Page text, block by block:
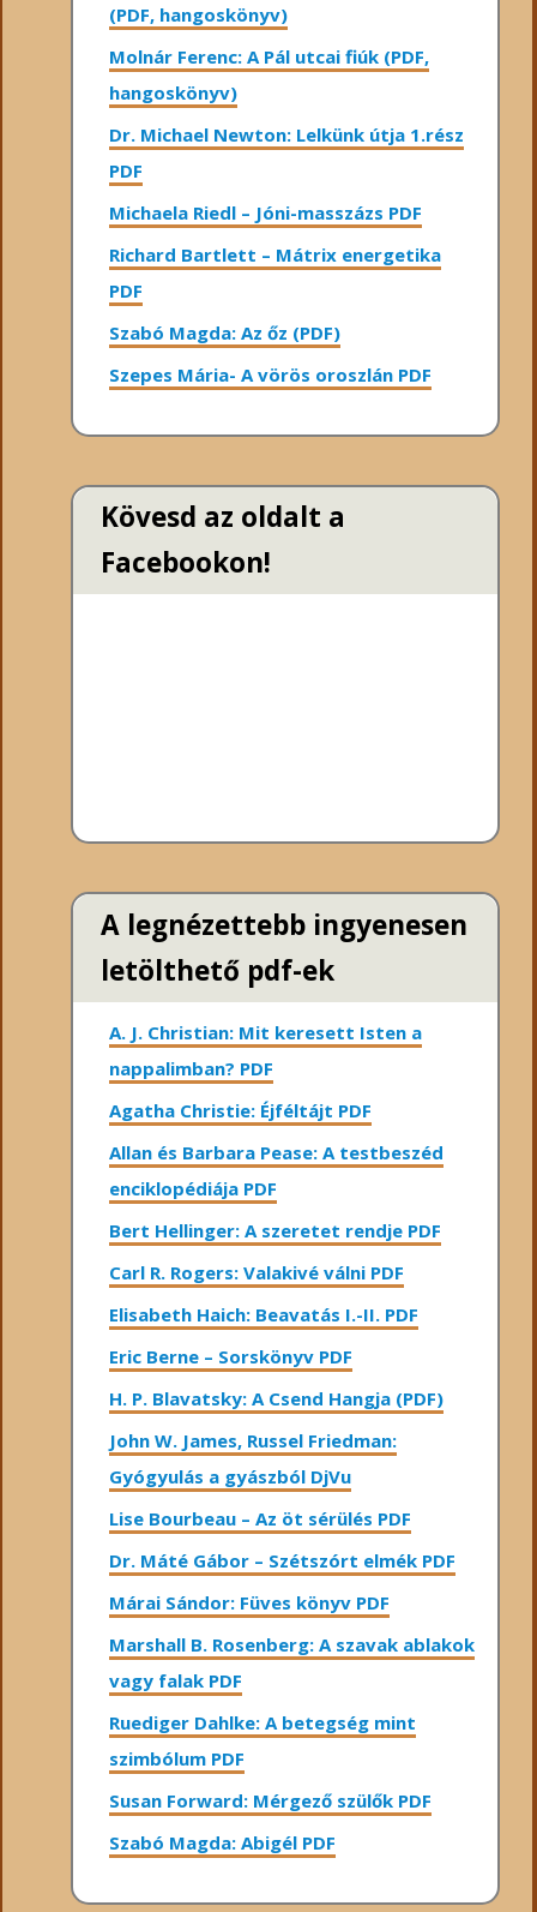
(PDF, hangoskönyv)
Molnár Ferenc: A Pál utcai fiúk (PDF,
hangoskönyv)
Dr. Michael Newton: Lelkünk útja 1.rész
PDF
Michaela Riedl – Jóni-masszázs PDF
Richard Bartlett – Mátrix energetika
PDF
Szabó Magda: Az őz (PDF)
Szepes Mária- A vörös oroszlán PDF
Kövesd az oldalt a
Facebookon!
A legnézettebb ingyenesen
letölthető pdf-ek
A. J. Christian: Mit keresett Isten a
nappalimban? PDF
Agatha Christie: Éjféltájt PDF
Allan és Barbara Pease: A testbeszéd
enciklopédiája PDF
Bert Hellinger: A ​szeretet rendje PDF
Carl R. Rogers: Valakivé válni PDF
Elisabeth Haich: Beavatás I.-II. PDF
Eric Berne – Sorskönyv PDF
H. P. Blavatsky: A Csend Hangja (PDF)
John W. James, Russel Friedman:
Gyógyulás a gyászból DjVu
Lise Bourbeau – Az öt sérülés PDF
Dr. Máté Gábor – Szétszórt elmék PDF
Márai Sándor: Füves könyv PDF
Marshall B. Rosenberg: A szavak ablakok
vagy falak PDF
Ruediger Dahlke: A betegség mint
szimbólum PDF
Susan Forward: Mérgező szülők PDF
Szabó Magda: Abigél PDF